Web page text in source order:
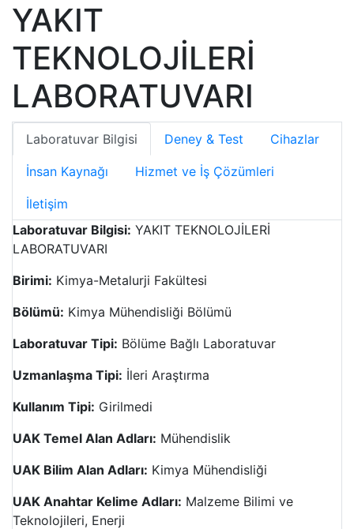
YAKIT
TEKNOLOJİLERİ
LABORATUVARI
Laboratuvar Bilgisi Deney & Test Cihazlar
İnsan Kaynağı Hizmet ve İş Çözümleri
İletişim
Laboratuvar Bilgisi: YAKIT TEKNOLOJİLERİ
LABORATUVARI
Birimi: Kimya-Metalurji Fakültesi
Bölümü: Kimya Mühendisliği Bölümü
Laboratuvar Tipi: Bölüme Bağlı Laboratuvar
Uzmanlaşma Tipi: İleri Araştırma
Kullanım Tipi: Girilmedi
UAK Temel Alan Adları: Mühendislik
UAK Bilim Alan Adları: Kimya Mühendisliği
UAK Anahtar Kelime Adları: Malzeme Bilimi ve
Teknolojileri, Enerji